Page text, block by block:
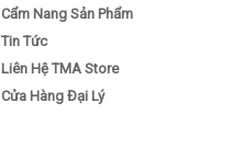
Cẩm Nang Sản Phẩm
Tin Tức
Liên Hệ TMA Store
Cửa Hàng Đại Lý